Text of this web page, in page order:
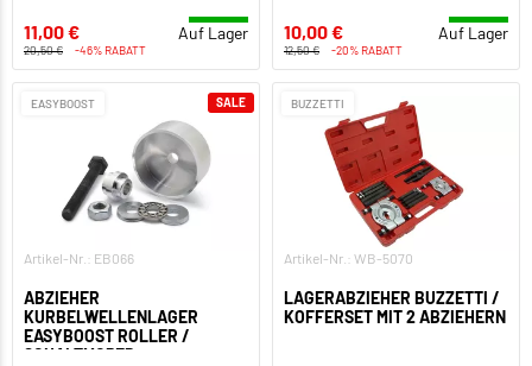
11,00 € Auf Lager
20,50 € -46% RABATT
10,00 € Auf Lager
12,50 € -20% RABATT
EASYBOOST
Artikel-Nr.: EB066
ABZIEHER
KURBELWELLENLAGER
EASYBOOST ROLLER /
SCHALTMOPED
SALE BUZZETTI
Artikel-Nr.: WB-5070
LAGERABZIEHER BUZZETTI /
KOFFERSET MIT 2 ABZIEHERN